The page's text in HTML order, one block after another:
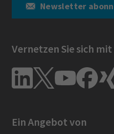
Newsletter
Vernetzen Sie sich
Ein Angebot von